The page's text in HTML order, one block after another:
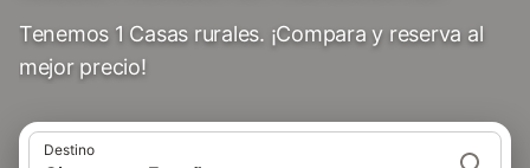
Tenemos 1 Casas rurales. ¡Compara y reserva al
mejor precio!
Destino